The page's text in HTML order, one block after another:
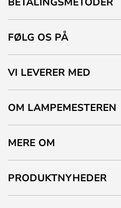
FØLG OS PÅ
VI LEVERER MED
OM LAMPEMESTEREN
MERE OM
PRODUKTNYHEDER